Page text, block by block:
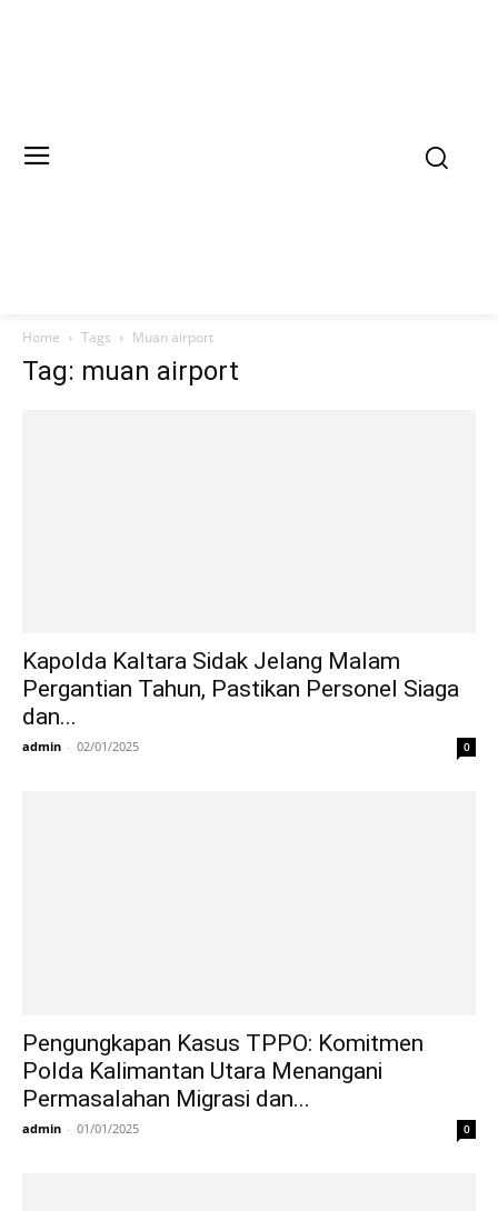
Home Tags Muan airport
Tag: muan airport
Kapolda Kaltara Sidak Jelang Malam
Pergantian Tahun, Pastikan Personel Siaga
dan...
admin - 02/01/2025 0
Pengungkapan Kasus TPPO: Komitmen
Polda Kalimantan Utara Menangani
Permasalahan Migrasi dan...
admin - 01/01/2025 0